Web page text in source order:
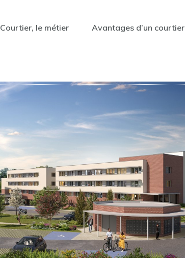
Courtier, le métier Avantages d’un courtier